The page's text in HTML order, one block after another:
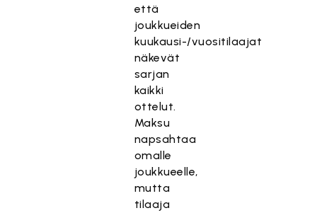
että
joukkueiden
kuukausi-/vuositilaajat
näkevät
sarjan
kaikki
ottelut.
Maksu
napsahtaa
omalle
joukkueelle,
mutta
tilaaja